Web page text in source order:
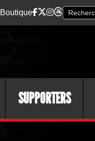
Boutique
SUPPORTERS